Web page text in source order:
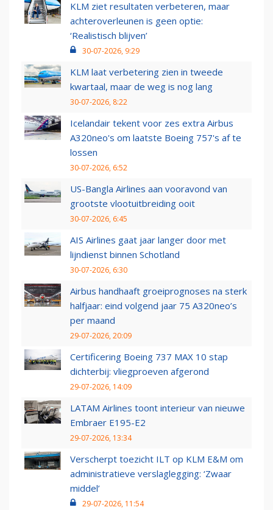
KLM ziet resultaten verbeteren, maar
achteroverleunen is geen optie:
‘Realistisch blijven’
30-07-2026, 9:29
KLM laat verbetering zien in tweede
kwartaal, maar de weg is nog lang
30-07-2026, 8:22
Icelandair tekent voor zes extra Airbus
A320neo's om laatste Boeing 757's af te
lossen
30-07-2026, 6:52
US-Bangla Airlines aan vooravond van
grootste vlootuitbreiding ooit
30-07-2026, 6:45
AIS Airlines gaat jaar langer door met
lijndienst binnen Schotland
30-07-2026, 6:30
Airbus handhaaft groeiprognoses na sterk
halfjaar: eind volgend jaar 75 A320neo’s
per maand
29-07-2026, 20:09
Certificering Boeing 737 MAX 10 stap
dichterbij: vliegproeven afgerond
29-07-2026, 14:09
LATAM Airlines toont interieur van nieuwe
Embraer E195-E2
29-07-2026, 13:34
Verscherpt toezicht ILT op KLM E&M om
administratieve verslaglegging: ‘Zwaar
middel’
29-07-2026, 11:54